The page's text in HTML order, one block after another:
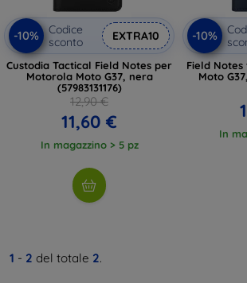
-10%
Codice
sconto
EXTRA10
Custodia Tactical Field Notes per
Motorola Moto G37, nera
(57983131176)
12,90 €
11,60 €
In magazzino > 5 pz
-10%
Field
Moto
In
1 - 2 del totale 2.